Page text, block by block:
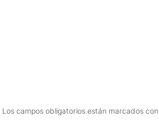
Los campos obligatorios están marcados con